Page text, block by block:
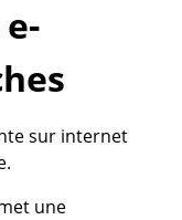
sur internet
une